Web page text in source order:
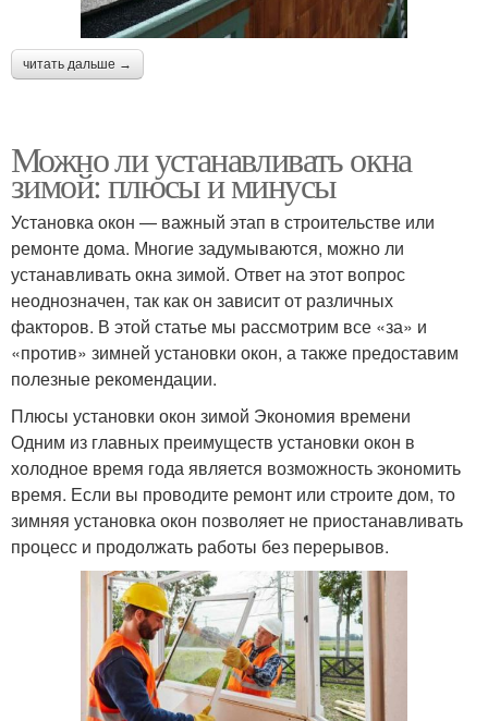
читать дальше →
Можно ли устанавливать окна
зимой: плюсы и минусы
Установка окон — важный этап в строительстве или
ремонте дома. Многие задумываются, можно ли
устанавливать окна зимой. Ответ на этот вопрос
неоднозначен, так как он зависит от различных
факторов. В этой статье мы рассмотрим все «за» и
«против» зимней установки окон, а также предоставим
полезные рекомендации.
Плюсы установки окон зимой Экономия времени
Одним из главных преимуществ установки окон в
холодное время года является возможность экономить
время. Если вы проводите ремонт или строите дом, то
зимняя установка окон позволяет не приостанавливать
процесс и продолжать работы без перерывов.